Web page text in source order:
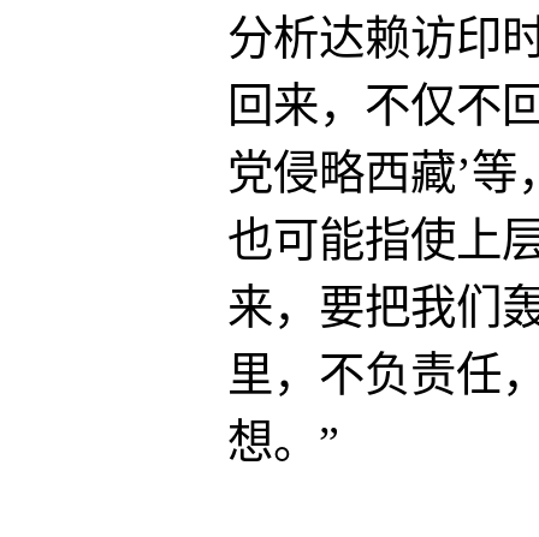
分析达赖访印
回来，不仅不
党侵略西藏’
也可能指使上
来，要把我们
里，不负责任
想。”